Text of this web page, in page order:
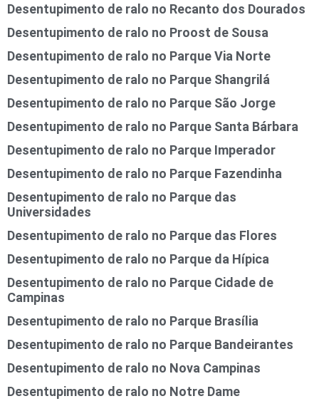
Desentupimento de ralo no Recanto dos Dourados
Desentupimento de ralo no Proost de Sousa
Desentupimento de ralo no Parque Via Norte
Desentupimento de ralo no Parque Shangrilá
Desentupimento de ralo no Parque São Jorge
Desentupimento de ralo no Parque Santa Bárbara
Desentupimento de ralo no Parque Imperador
Desentupimento de ralo no Parque Fazendinha
Desentupimento de ralo no Parque das
Universidades
Desentupimento de ralo no Parque das Flores
Desentupimento de ralo no Parque da Hípica
Desentupimento de ralo no Parque Cidade de
Campinas
Desentupimento de ralo no Parque Brasília
Desentupimento de ralo no Parque Bandeirantes
Desentupimento de ralo no Nova Campinas
Desentupimento de ralo no Notre Dame